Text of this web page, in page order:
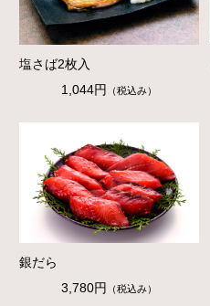
塩さば2枚入
1,044円
（税込み）
銀だら
3,780円
（税込み）